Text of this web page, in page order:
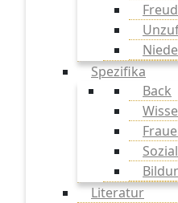
Spezifika
Back
Literatur